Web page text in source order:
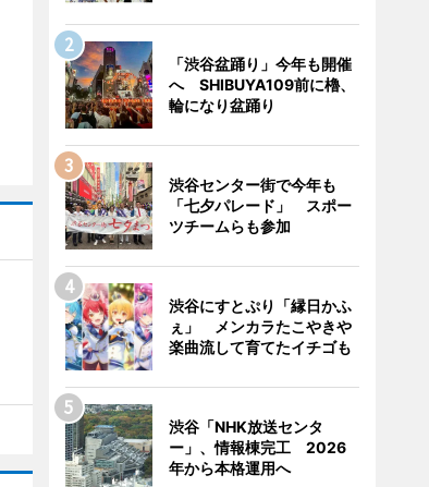
「渋谷盆踊り」今年も開催
へ SHIBUYA109前に櫓、
輪になり盆踊り
渋谷センター街で今年も
「七夕パレード」 スポー
ツチームらも参加
渋谷にすとぷり「縁日かふ
ぇ」 メンカラたこやきや
楽曲流して育てたイチゴも
渋谷「NHK放送センタ
ー」、情報棟完工 2026
年から本格運用へ